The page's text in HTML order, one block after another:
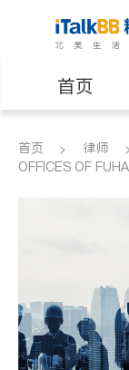
首页
医生
养老
首页 律师
OFFICES OF